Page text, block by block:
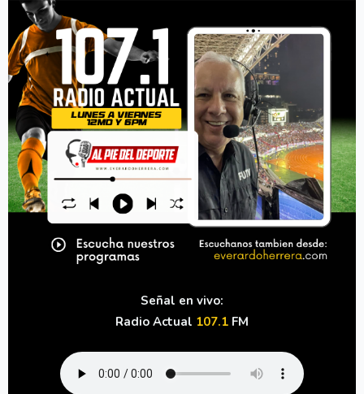
Señal en vivo:
Radio Actual 107.1 FM